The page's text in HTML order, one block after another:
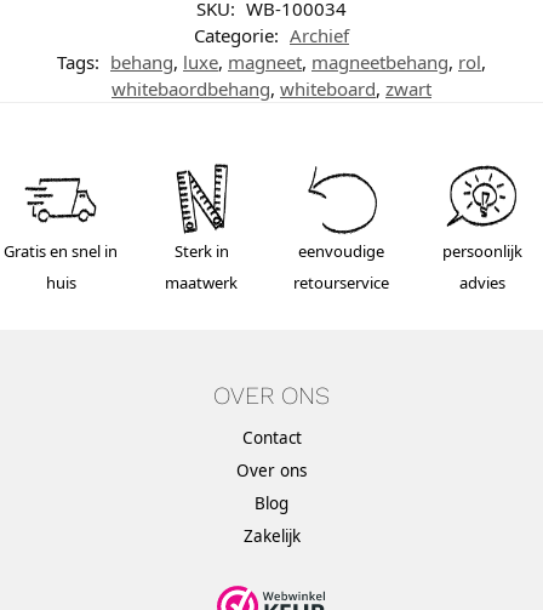
SKU: WB-100034
Categorie: Archief
Tags: behang, luxe, magneet, magneetbehang, rol,
whitebaordbehang, whiteboard, zwart
Gratis en snel in
huis
Sterk in
maatwerk
eenvoudige
retourservice
persoonlijk
advies
OVER ONS
Contact
Over ons
Blog
Zakelijk